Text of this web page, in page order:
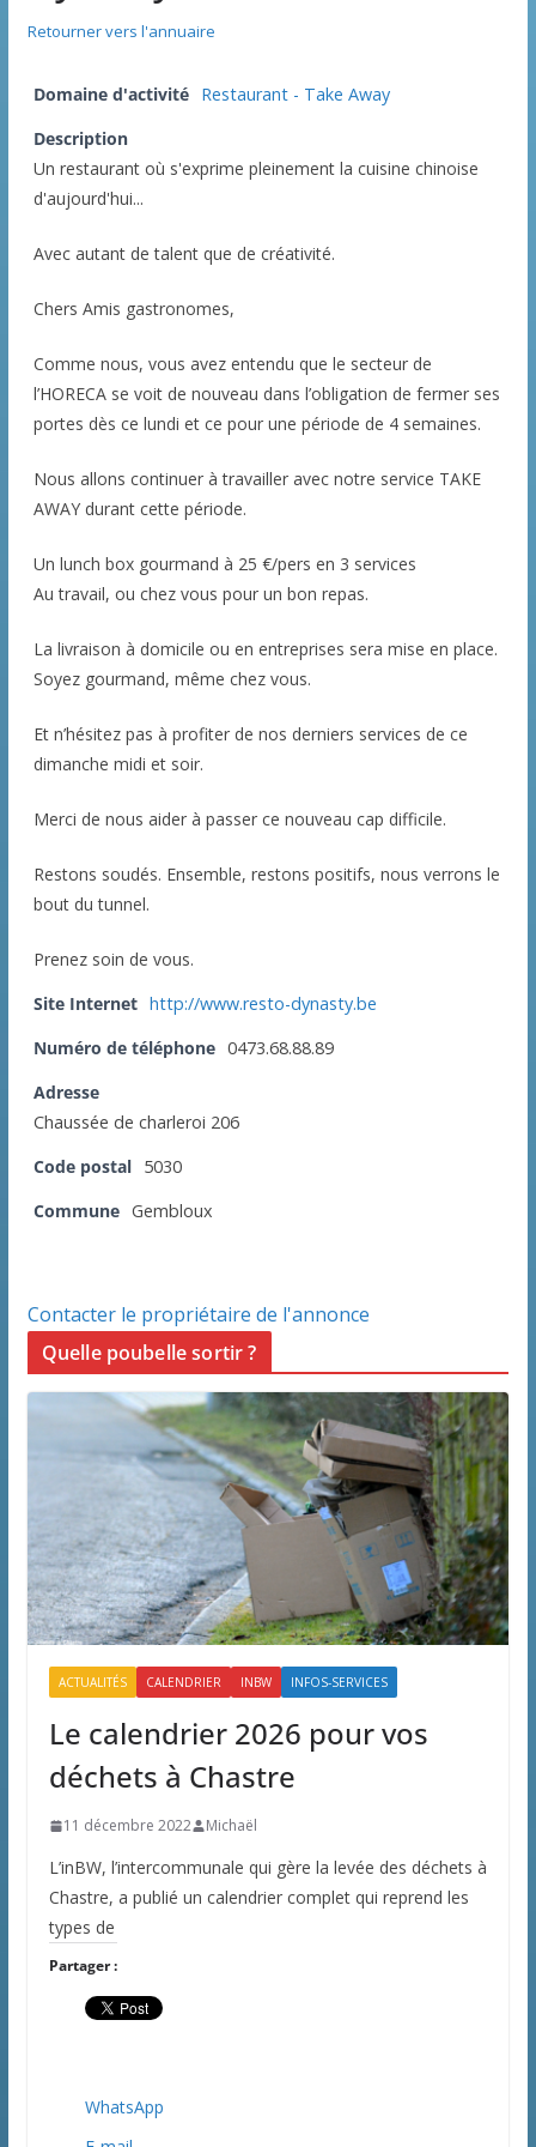
Retourner vers l'annuaire
Domaine d'activité Restaurant - Take Away
Description
Un restaurant où s'exprime pleinement la cuisine chinoise
d'aujourd'hui...
Avec autant de talent que de créativité.
Chers Amis gastronomes,
Comme nous, vous avez entendu que le secteur de
l’HORECA se voit de nouveau dans l’obligation de fermer ses
portes dès ce lundi et ce pour une période de 4 semaines.
Nous allons continuer à travailler avec notre service TAKE
AWAY durant cette période.
Un lunch box gourmand à 25 €/pers en 3 services
Au travail, ou chez vous pour un bon repas.
La livraison à domicile ou en entreprises sera mise en place.
Soyez gourmand, même chez vous.
Et n’hésitez pas à profiter de nos derniers services de ce
dimanche midi et soir.
Merci de nous aider à passer ce nouveau cap difficile.
Restons soudés. Ensemble, restons positifs, nous verrons le
bout du tunnel.
Prenez soin de vous.
Site Internet http://www.resto-dynasty.be
Numéro de téléphone 0473.68.88.89
Adresse
Chaussée de charleroi 206
Code postal 5030
Commune Gembloux
Contacter le propriétaire de l'annonce
Quelle poubelle sortir ?
ACTUALITÉS CALENDRIER INBW INFOS-SERVICES
Le calendrier 2026 pour vos
déchets à Chastre
11 décembre 2022 Michaël
L’inBW, l’intercommunale qui gère la levée des déchets à
Chastre, a publié un calendrier complet qui reprend les
types de
Partager :
WhatsApp